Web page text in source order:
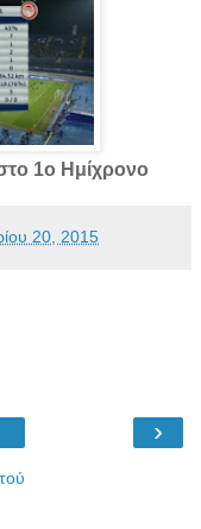
1ο Ημίχρονο
20, 2015
›